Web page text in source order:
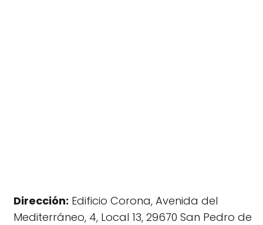
Dirección: Edificio Corona, Avenida del
Mediterráneo, 4, Local 13, 29670 San Pedro de